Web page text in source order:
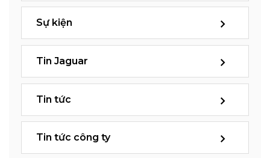
Sự kiện
Tin Jaguar
Tin tức
Tin tức công ty